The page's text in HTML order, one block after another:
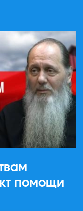
помощи